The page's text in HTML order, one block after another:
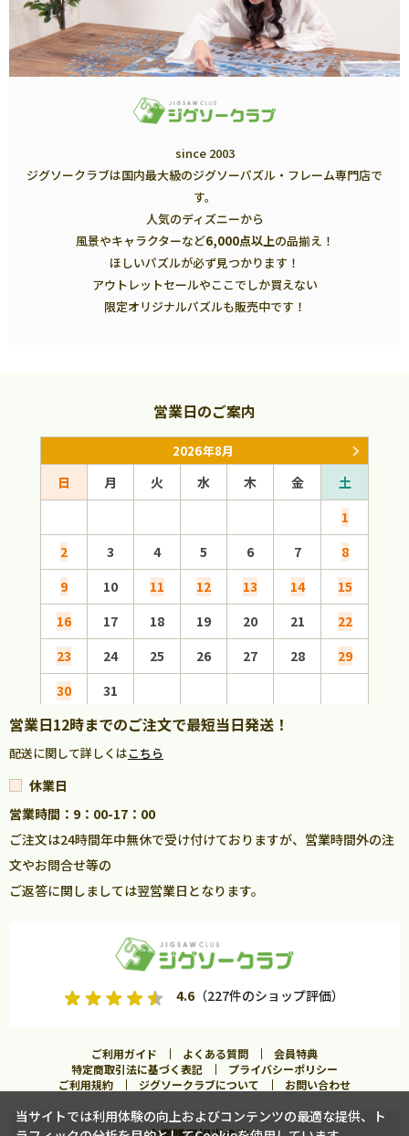
since 2003
ジグソークラブは国内最大級のジグソーパズル・フレーム専門店で
す。
人気のディズニーから
風景やキャラクターなど6,000点以上の品揃え！
ほしいパズルが必ず見つかります！
アウトレットセールやここでしか買えない
限定オリジナルパズルも販売中です！
営業日のご案内
2026年8月
日 月 火 水 木 金
土
1
2
3 4 5 6 7
8
9
10 11 12 13 14
15
16
17 18 19 20 21
22
23
24 25 26 27 28
29
30
31
営業日12時までのご注文で最短当日発送！
配送に関して詳しくはこちら
休業日
営業時間：9：00-17：00
ご注文は24時間年中無休で受け付けておりますが、営業時間外の注
文やお問合せ等の
ご返答に関しましては翌営業日となります。
4.6（227件のショップ評価）
ご利用ガイド よくある質問
会員特典
特定商取引法に基づく表記
プライバシーポリシー
ご利用規約
ジグソークラブについて お問い合わせ
当サイトでは利用体験の向上およびコンテンツの最適な提供、ト